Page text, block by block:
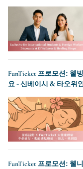
FunTicket 프로모션: 웰
요 - 신베이시 & 타오위
FunTicket 프로모션: 웰